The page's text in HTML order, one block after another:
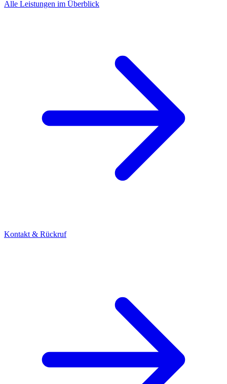
Alle Leistungen im Überblick
Kontakt & Rückruf